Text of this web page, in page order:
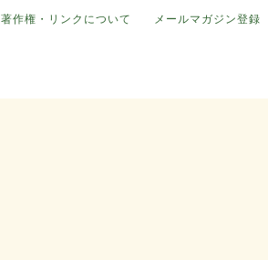
著作権・リンクについて メールマガジン登録